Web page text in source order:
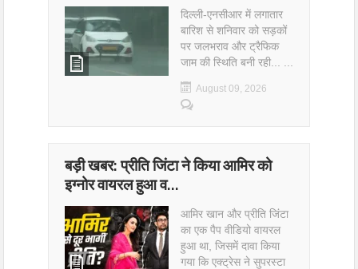
दिल्ली-एनसीआर में लगातार
बारिश से शनिवार को सड़कों
पर जलभराव और ट्रैफिक
जाम की स्थिति बनी रही... ...
August 09, 2026
बड़ी खबर: प्रीति जिंटा ने किया आमिर को
इग्नोर वायरल हुआ व…
आमिर खान और प्रीति जिंटा
का एक पैप वीडियो वायरल
हुआ था, जिसमें दावा किया
गया कि एक्ट्रेस ने सुपरस्टा